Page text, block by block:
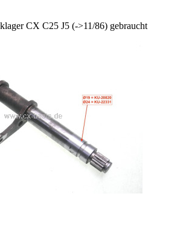
CX C25 J5 (->11/86) gebraucht